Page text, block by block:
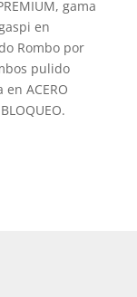
gama
en
Rombo por
pulido
ACERO